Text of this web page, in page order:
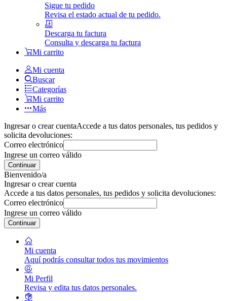
Sigue tu pedido
Revisa el estado actual de tu pedido.
Descarga tu factura
Consulta y descarga tu factura
Mi carrito
Mi cuenta
Buscar
Categorías
Mi carrito
Más
Ingresar o crear cuentaAccede a tus datos personales, tus pedidos y
solicita devoluciones:
Correo electrónico
Ingrese un correo válido
Continuar
Bienvenido/a
Ingresar o crear cuenta
Accede a tus datos personales, tus pedidos y solicita devoluciones:
Correo electrónico
Ingrese un correo válido
Continuar
Mi cuenta
Aquí podrás consultar todos tus movimientos
Mi Perfil
Revisa y edita tus datos personales.